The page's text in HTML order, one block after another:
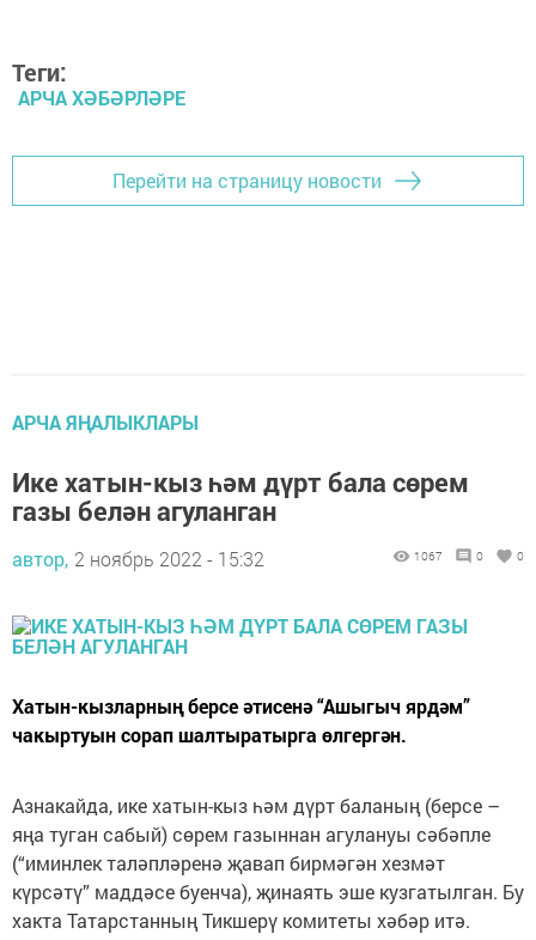
Теги:
АРЧА ХӘБӘРЛӘРЕ
Перейти на страницу новости
АРЧА ЯҢАЛЫКЛАРЫ
Ике хатын-кыз һәм дүрт бала сөрем
газы белән агуланган
автор, 2 ноябрь 2022 - 15:32 1067 0 0
Хатын-кызларның берсе әтисенә “Ашыгыч ярдәм”
чакыртуын сорап шалтыратырга өлгергән.
Азнакайда, ике хатын-кыз һәм дүрт баланың (берсе –
яңа туган сабый) сөрем газыннан агулануы сәбәпле
(“иминлек таләпләренә җавап бирмәгән хезмәт
күрсәтү” маддәсе буенча), җинаять эше кузгатылган. Бу
хакта Татарстанның Тикшерү комитеты хәбәр итә.